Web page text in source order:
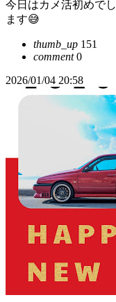
今日はカメ活初めで
ます😅
thumb_up 151
comment0
2026/01/04 20:58